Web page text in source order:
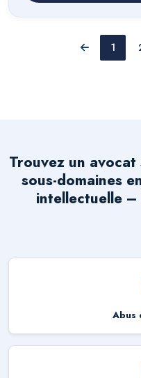
Précédent
1
Trouvez un
sous-domaines
intellectuelle
Abus